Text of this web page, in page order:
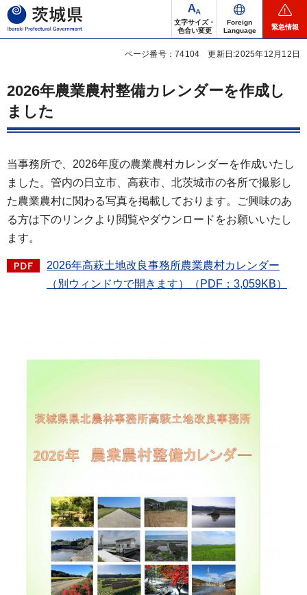
茨城県
文字サイズ・
色合い変更
Foreign
Language
緊急情報
ページ番号：74104 更新日:2025年12月12日
2026年農業農村整備カレンダーを作成し
ました
当事務所で、2026年度の農業農村カレンダーを作成いたし
ました。管内の日立市、高萩市、北茨城市の各所で撮影し
た農業農村に関わる写真を掲載しております。ご興味のあ
る方は下のリンクより閲覧やダウンロードをお願いいたし
ます。
2026年高萩土地改良事務所農業農村カレンダー
（別ウィンドウで開きます）（PDF：3,059KB）